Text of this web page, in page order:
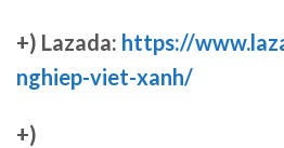
+) Lazada: https://
nghiep-viet-xanh/
+)